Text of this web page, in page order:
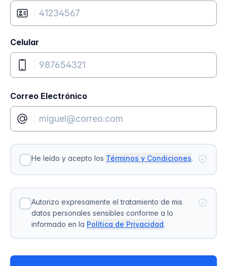
Celular
Correo Electrónico
He leído y acepto los Términos y Condiciones.
Autorizo expresamente el tratamiento de mis
datos personales sensibles conforme a lo
informado en la Política de Privacidad.